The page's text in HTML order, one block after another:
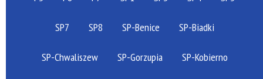
SP7 SP8 SP-Benice SP-Biadki
SP-Chwaliszew SP-Gorzupia SP-Kobierno